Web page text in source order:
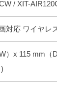
/ XIT-
対応 ワイヤレ
）x 115 mm（